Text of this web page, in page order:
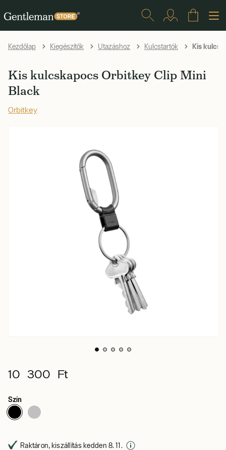
Kezdőlap Kiegészítők Utazáshoz Kulcstartók Kis
Kis kulcskapocs Orbitkey Clip Mini
Black
Orbitkey
10 300 Ft
Szín
Raktáron, kiszállítás kedden 8. 11.